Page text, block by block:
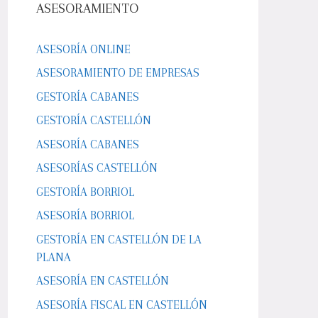
ASESORAMIENTO
ASESORÍA ONLINE
ASESORAMIENTO DE EMPRESAS
GESTORÍA CABANES
GESTORÍA CASTELLÓN
ASESORÍA CABANES
ASESORÍAS CASTELLÓN
GESTORÍA BORRIOL
ASESORÍA BORRIOL
GESTORÍA EN CASTELLÓN DE LA
PLANA
ASESORÍA EN CASTELLÓN
ASESORÍA FISCAL EN CASTELLÓN